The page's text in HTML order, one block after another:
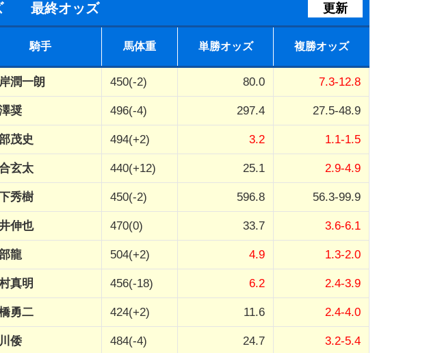
最終オッズ 更新
騎手 馬体重 単勝オッズ 複勝オッズ
潤一朗 450(-2) 80.0 7.3-12.8
奨 496(-4) 297.4 27.5-48.9
茂史 494(+2) 3.2 1.1-1.5
玄太 440(+12) 25.1 2.9-4.9
秀樹 450(-2) 596.8 56.3-99.9
伸也 470(0) 33.7 3.6-6.1
龍 504(+2) 4.9 1.3-2.0
真明 456(-18) 6.2 2.4-3.9
勇二 424(+2) 11.6 2.4-4.0
倭 484(-4) 24.7 3.2-5.4